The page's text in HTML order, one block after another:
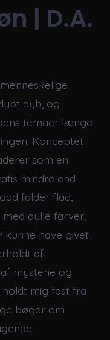
| D.A.
dyb, og
temaer længe
Konceptet
som en
mindre end
falder flad,
dulle farver,
kunne have givet
af
mysterie og
mig fast fra
bøger om